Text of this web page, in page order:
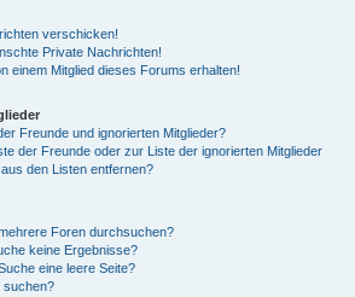
verschicken!
Private Nachrichten!
einem Mitglied dieses Forums erhalten!
Freunde und ignorierten Mitglieder?
der Freunde oder zur Liste der ignorierten Mitglieder
den Listen entfernen?
Foren durchsuchen?
keine Ergebnisse?
eine leere Seite?
suchen?